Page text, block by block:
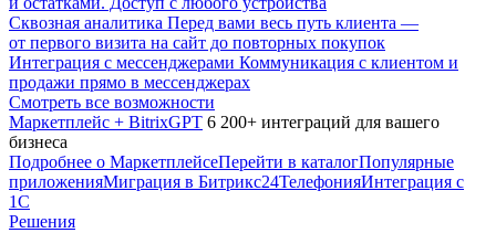
Сквозная аналитика Перед вами весь путь клиента —
от первого визита на сайт до повторных покупок
Интеграция с мессенджерами Коммуникация с клиентом и
продажи прямо в мессенджерах
Смотреть все возможности
Маркетплейс + BitrixGPT 6 200+ интеграций для вашего
бизнеса
Подробнее о МаркетплейсеПерейти в каталогПопулярные
приложенияМиграция в Битрикс24ТелефонияИнтеграция с
1С
Решения